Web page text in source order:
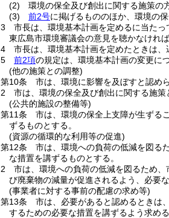
(2)
環境の保全及び創出に関する施策の
(3)
前2号に掲げるもののほか、環境の
3
市長は、環境基本計画を定めるに当た
東広島市環境審議会の意見を聴かなければ
4
市長は、環境基本計画を定めたときは、
5
前2項の規定は、環境基本計画の変更に
(他の施策との調整)
第10条
市は、環境に影響を及ぼすと認め
2
市は、環境の保全及び創出に関する施
(公共的施設の整備等)
第11条
市は、環境の保全上支障が生ずる
ずるものとする。
(資源の循環的な利用等の促進)
第12条
市は、環境への負荷の低減を図る
な措置を講ずるものとする。
2
市は、環境への負荷の低減を図るため
び廃棄物の減量が促進されるよう、必要
(事業者に対する事前の配慮の求め等)
第13条
市は、必要があると認めるときは
するための必要な措置を講ずるよう求める